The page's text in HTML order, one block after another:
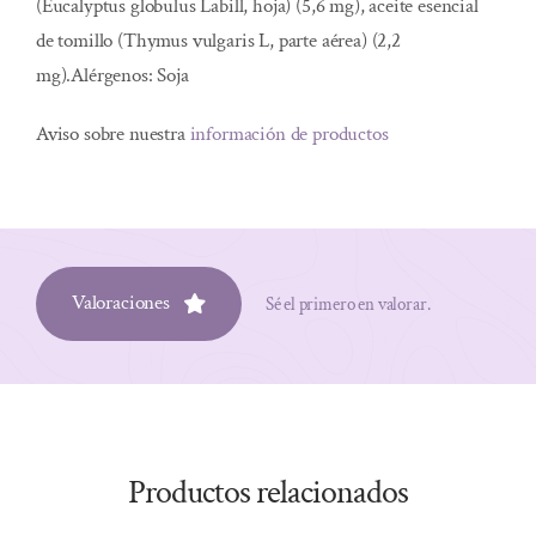
(Eucalyptus globulus Labill, hoja) (5,6 mg), aceite esencial
de tomillo (Thymus vulgaris L, parte aérea) (2,2
mg).Alérgenos: Soja
Aviso sobre nuestrainformación de productos
Valoraciones Sé el primero en valorar.
Productos relacionados